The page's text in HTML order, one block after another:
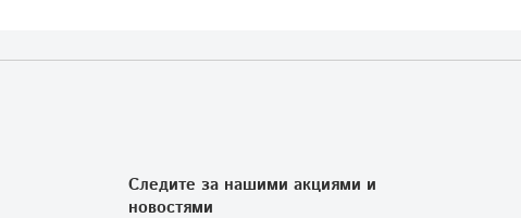
Следите за нашими акциями и
новостями